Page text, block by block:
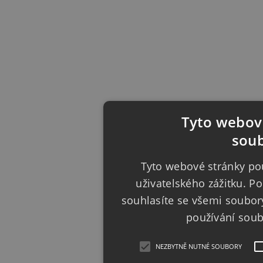
Tyto
Tyto webové stránky
uživatelského zážitku.
souhlasíte se všemi
používání
NEZBYTNĚ NUTNÉ SOUBORY